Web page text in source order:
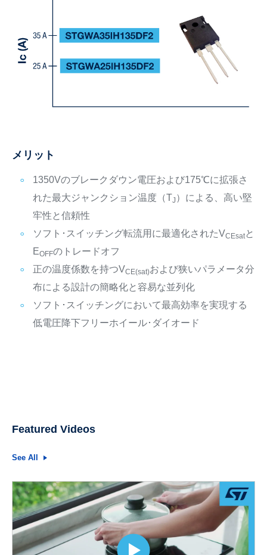
メリット
1350Vのブレークダウン電圧および175℃に拡張さ
れた最大ジャンクション温度（TJ ）による、高い堅
牢性と信頼性
ソフト･スイッチング転流用に最適化されたVCEsatと
EOFFのトレードオフ
正の温度係数を持つVCE(sat)および狭いパラメータ分
布による設計の簡略化と容易な並列化
ソフト･スイッチングにおいて最高効率を実現する
低電圧降下フリーホイール･ダイオード
Featured Videos
See All